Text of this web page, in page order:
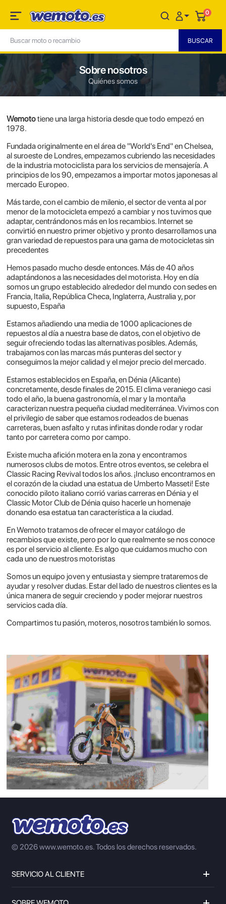
0
Sobre nosotros
Quiénes somos
Wemototiene una larga historia desde que todo empezó en
1978.
Fundada originalmente en el área de "World's End" en Chelsea,
al suroeste de Londres, empezamos cubriendo las necesidades
de la industria motociclista para los servicios de mensajería. A
principios de los 90, empezamos a importar motos japonesas al
mercado Europeo.
Más tarde, con el cambio de milenio, el sector de venta al por
menor de la motocicleta empezó a cambiar y nos tuvimos que
adaptar, centrándonos más en los recambios. Internet se
convirtió en nuestro primer objetivo y pronto desarrollamos una
gran variedad de repuestos para una gama de motocicletas sin
precedentes
Hemos pasado mucho desde entonces. Más de 40 años
adaptándonos a las necesidades del motorista. Hoy en día
somos un grupo establecido alrededor del mundo con sedes en
Francia, Italia, República Checa, Inglaterra, Australia y, por
supuesto, España
Estamos añadiendo una media de 1000 aplicaciones de
repuestos al día a nuestra base de datos, con el objetivo de
seguir ofreciendo todas las alternativas posibles. Además,
trabajamos con las marcas más punteras del sector y
conseguimos la mejor calidad y el mejor precio del mercado.
Estamos establecidos en España, en Dénia (Alicante)
concretamente, desde finales de 2015. El clima veraniego casi
todo el año, la buena gastronomía, el mar y la montaña
caracterizan nuestra pequeña ciudad mediterránea. Vivimos con
el privilegio de saber que estamos rodeados de buenas
carreteras, buen asfalto y rutas infinitas donde rodar y rodar
tanto por carretera como por campo.
Existe mucha afición motera en la zona y encontramos
numerosos clubs de motos. Entre otros eventos, se celebra el
Classic Racing Revival todos los años. ¡Incluso encontramos en
el corazón de la ciudad una estatua de Umberto Masseti! Este
conocido piloto italiano corrió varias carreras en Dénia y el
Classic Motor Club de Dénia quiso hacerle un homenaje
donando esa estatua tan característica a la ciudad.
En Wemoto tratamos de ofrecer el mayor catálogo de
recambios que existe, pero por lo que realmente se nos conoce
es por el servicio al cliente. Es algo que cuidamos mucho con
cada uno de nuestros motoristas
Somos un equipo joven y entusiasta y siempre trataremos de
ayudar y resolver dudas. Estar del lado de nuestros clientes es la
única manera de seguir creciendo y poder mejorar nuestros
servicios cada día.
Compartimos tu pasión, moteros, nosotros también lo somos.
© 2026 www.wemoto.es.Todos los derechos reservados.
SERVICIO AL CLIENTE